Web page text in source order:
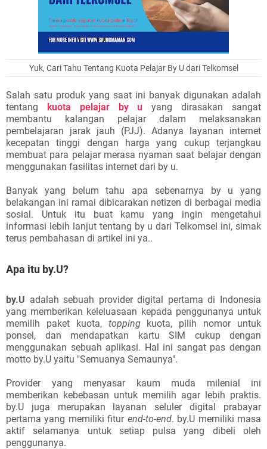
Yuk, Cari Tahu Tentang Kuota Pelajar By U dari Telkomsel
Salah satu produk yang saat ini banyak digunakan adalah
tentang kuota pelajar by uyang dirasakan sangat
membantu kalangan pelajar dalam melaksanakan
pembelajaran jarak jauh (PJJ). Adanya layanan internet
kecepatan tinggi dengan harga yang cukup terjangkau
membuat para pelajar merasa nyaman saat belajar dengan
menggunakan fasilitas internet dari by u.
Banyak yang belum tahu apa sebenarnya by u yang
belakangan ini ramai dibicarakan netizen di berbagai media
sosial. Untuk itu buat kamu yang ingin mengetahui
informasi lebih lanjut tentang by u dari Telkomsel ini, simak
terus pembahasan di artikel ini ya..
Apa itu by.U?
by.U adalah sebuah provider digital pertama di Indonesia
yang memberikan keleluasaan kepada penggunanya untuk
memilih paket kuota, toppingkuota, pilih nomor untuk
ponsel, dan mendapatkan kartu SIM cukup dengan
menggunakan sebuah aplikasi. Hal ini sangat pas dengan
motto by.U yaitu "Semuanya Semaunya".
Provider yang menyasar kaum muda milenial ini
memberikan kebebasan untuk memilih agar lebih praktis.
by.U juga merupakan layanan seluler digital prabayar
pertama yang memiliki fitur end-to-end. by.U memiliki masa
aktif selamanya untuk setiap pulsa yang dibeli oleh
penggunanya.